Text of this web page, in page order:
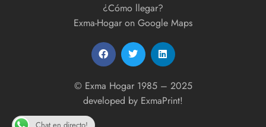
¿Cómo llegar?
Exma-Hogar on Google Maps
© Exma Hogar 1985 – 2025
developed by ExmaPrint!